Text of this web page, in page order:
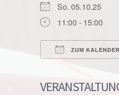
So. 05.10.25
11:00 - 15:00
ZUM